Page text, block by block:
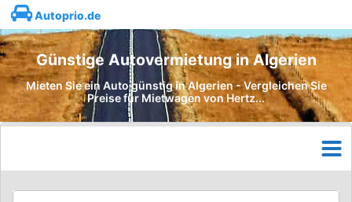
Autoprio.de
Günstige Autovermietung in Algerien
Mieten Sie ein Auto günstig in Algerien - Vergleichen Sie
Preise für Mietwagen von Hertz...